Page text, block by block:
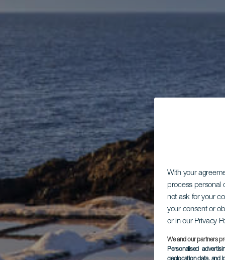
With your
process personal
not ask for your
your consent or
or in our Privacy
We and our partners
Personalised